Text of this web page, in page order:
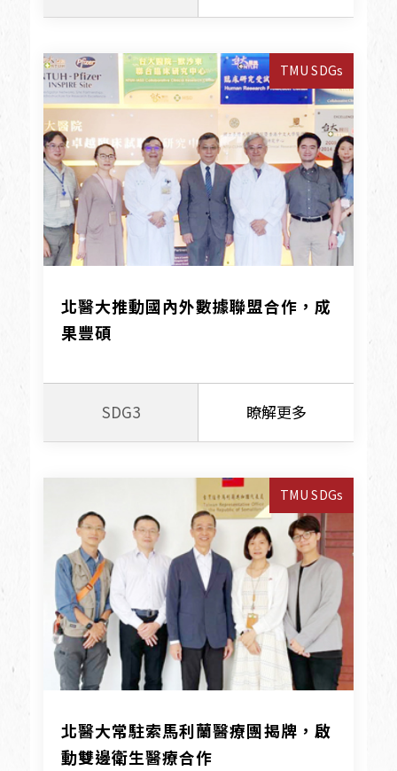
TMU SDGs
北醫大推動國內外數據聯盟合作，成
果豐碩
SDG3 瞭解更多
TMU SDGs
北醫大常駐索馬利蘭醫療團揭牌，啟
動雙邊衛生醫療合作